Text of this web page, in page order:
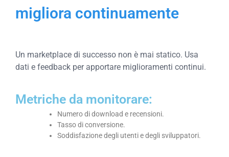
migliora continuamente
Un marketplace di successo non è mai statico. Usa
dati e feedback per apportare miglioramenti continui.
Metriche da monitorare:
Numero di download e recensioni.
Tasso di conversione.
Soddisfazione degli utenti e degli sviluppatori.